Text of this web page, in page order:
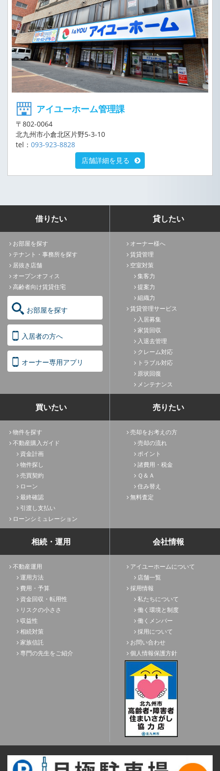
アイユーホーム管理課
〒802-0064
北九州市小倉北区片野5-3-10
tel： 093-923-8828
店舗詳細を見る
借りたい
お部屋を探す
テナント・事務所を探す
居抜き店舗
オープンオフィス
高齢者向け賃貸住宅
お部屋を探す
入居者の方へ
オーナー専用アプリ
貸したい
オーナー様へ
賃貸管理
空室対策
集客力
提案力
組織力
賃貸管理サービス
入居募集
家賃回収
入退去管理
クレーム対応
トラブル対応
原状回復
メンテナンス
買いたい
物件を探す
不動産購入ガイド
資金計画
物件探し
売買契約
ローン
最終確認
引渡し支払い
ローンシミュレーション
売りたい
売却をお考えの方
売却の流れ
ポイント
諸費用・税金
Ｑ＆Ａ
住み替え
無料査定
相続・運用
不動産運用
運用方法
費用・予算
資金回収・転用性
リスクの小ささ
収益性
相続対策
家族信託
専門の先生をご紹介
会社情報
アイユーホームについて
店舗一覧
採用情報
私たちについて
働く環境と制度
働くメンバー
採用について
お問い合わせ
個人情報保護方針